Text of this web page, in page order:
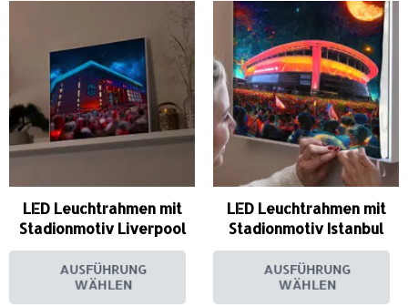
LED Leuchtrahmen mit
Stadionmotiv Liverpool
AUSFÜHRUNG
WÄHLEN
LED Leuchtrahmen mit
Stadionmotiv Istanbul
AUSFÜHRUNG
WÄHLEN